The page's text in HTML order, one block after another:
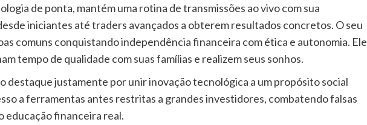
de ponta, mantém uma rotina de transmissões ao vivo com sua
iniciantes até traders avançados a obterem resultados concretos. O seu
comuns conquistando independência financeira com ética e autonomia. Ele
tempo de qualidade com suas famílias e realizem seus sonhos.
destaque justamente por unir inovação tecnológica a um propósito social
a ferramentas antes restritas a grandes investidores, combatendo falsas
educação financeira real.